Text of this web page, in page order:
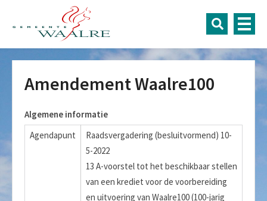
Amendement Waalre100
Algemene informatie
Agendapunt
Raadsvergadering (besluitvormend) 10-
5-2022
13 A-voorstel tot het beschikbaar stellen
van een krediet voor de voorbereiding
en uitvoering van Waalre100 (100-jarig